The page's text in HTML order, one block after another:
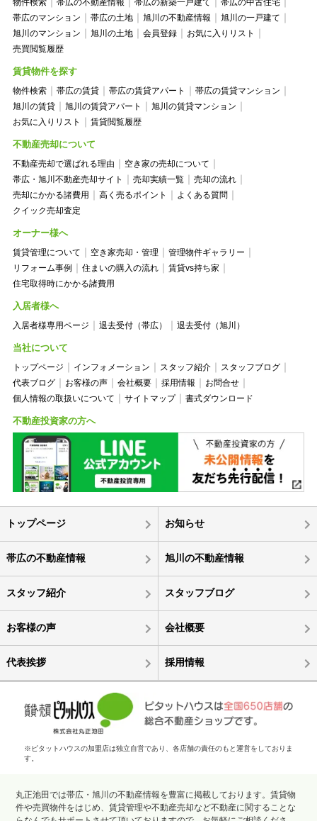
物件検索 帯広の不動産情報 帯広の新築一戸建て
帯広の中古住宅
帯広のマンション
帯広の土地 旭川の不動産情報
旭川の一戸建て
旭川のマンション
旭川の土地 会員登録
お気に入りリスト
売買閲覧履歴
賃貸物件を探す
物件検索 帯広の賃貸 帯広の賃貸アパート
帯広の賃貸マンション
旭川の賃貸
旭川の賃貸アパート
旭川の賃貸マンション
お気に入りリスト
賃貸閲覧履歴
不動産売却について
不動産売却で選ばれる理由
空き家の売却について
帯広・旭川不動産売却サイト
売却実績一覧
売却の流れ
売却にかかる諸費用
高く売るポイント
よくある質問
クイック売却査定
オーナー様へ
賃貸管理について 空き家売却・管理
管理物件ギャラリー
リフォーム事例
住まいの購入の流れ
賃貸vs持ち家
住宅取得時にかかる諸費用
入居者様へ
入居者様専用ページ 退去受付（帯広） 退去受付（旭川）
当社について
トップページ インフォメーション スタッフ紹介
スタッフブログ
代表ブログ
お客様の声 会社概要 採用情報
お問合せ
個人情報の取扱いについて
サイトマップ 書式ダウンロード
不動産投資家の方へ
トップページ お知らせ
帯広の不動産情報 旭川の不動産情報
スタッフ紹介 スタッフブログ
お客様の声 会社概要
代表挨拶 採用情報
※ピタットハウスの加盟店は独立自営であり、各店舗の責任のもと運営をしておりま
す。
丸正池田では帯広・旭川の不動産情報を豊富に掲載しております。賃貸物
件や売買物件をはじめ、賃貸管理や不動産売却など不動産に関することな